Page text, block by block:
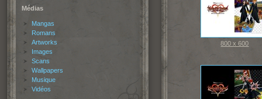
Médias
Mangas
Romans
Artworks
Images
Scans
Wallpapers
Musique
Vidéos
800 x 600